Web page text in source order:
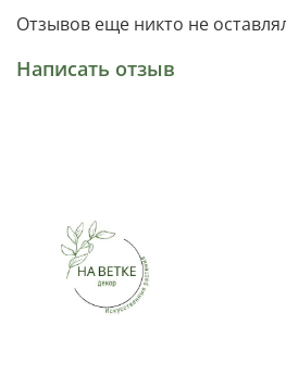
Отзывов еще никто не
Написать отзыв